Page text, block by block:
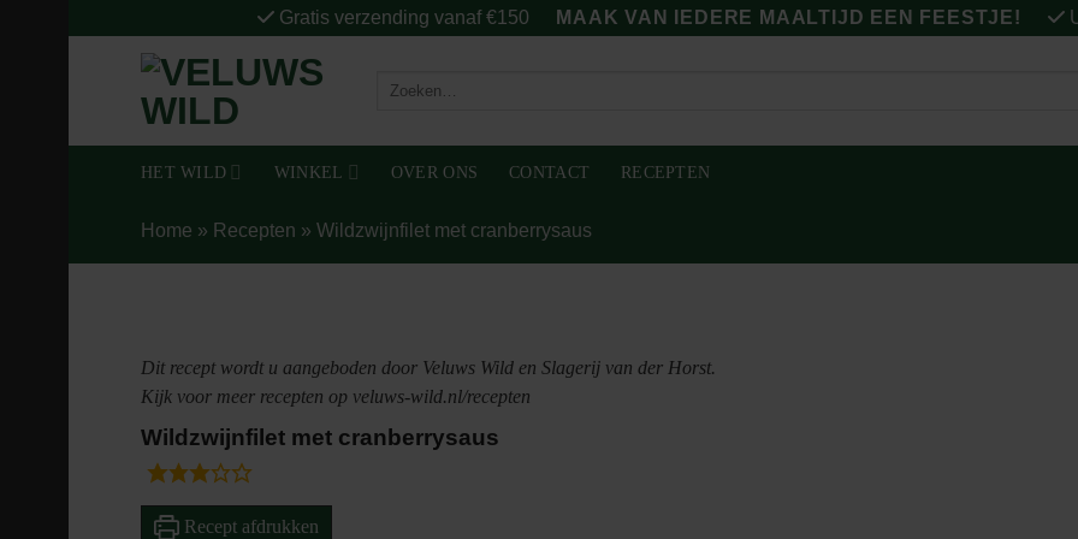
Gratis verzending vanaf €150 MAAK VAN IEDERE MAALTIJD EEN FEESTJE!
Zoeken
HET WILD WINKEL OVER ONS CONTACT RECEPTEN
Home » Recepten » Wildzwijnfilet met cranberrysaus
Dit recept wordt u aangeboden door Veluws Wild en Slagerij van der Horst.
Kijk voor meer recepten op veluws-wild.nl/recepten
Wildzwijnfilet met cranberrysaus
Recept afdrukken